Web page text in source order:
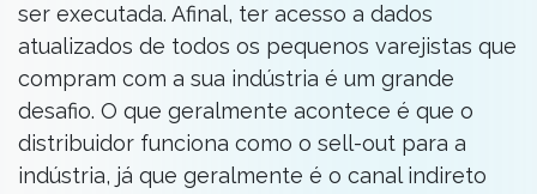
ser executada. Afinal, ter acesso a dados
atualizados de todos os pequenos varejistas que
compram com a sua indústria é um grande
desafio. O que geralmente acontece é que o
distribuidor funciona como o sell-out para a
indústria, já que geralmente é o canal indireto